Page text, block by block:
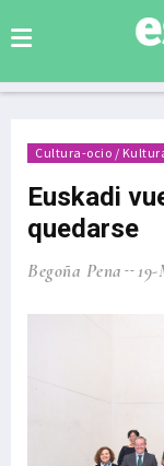
Cultura-ocio /
Euskadi
quedarse
Begoña Pena